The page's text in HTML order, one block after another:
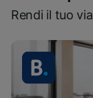
Rendi il tuo